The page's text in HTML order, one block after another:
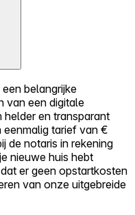
belangrijke
van een digitale
helder en transparant
eenmalig tarief van €
de notaris in rekening
nieuwe huis hebt
er geen opstartkosten
van onze uitgebreide